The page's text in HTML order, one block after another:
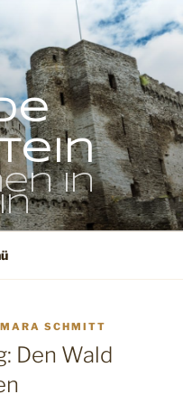
in
SCHMITT
Den Wald